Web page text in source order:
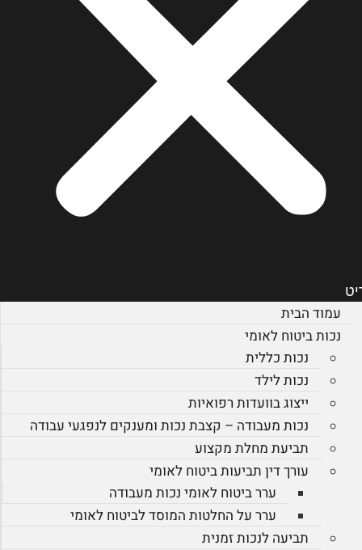
עמוד הבית
נכות ביטוח לאומי
נכות כללית
נכות לילד
ייצוג בוועדות רפואיות
נכות מעבודה – קצבת נכות ומענקים לנפגעי עבודה
תביעת מחלת מקצוע
עורך דין תביעות ביטוח לאומי
ערר ביטוח לאומי נכות מעבודה
ערר על החלטות המוסד לביטוח לאומי
תביעה לנכות זמנית